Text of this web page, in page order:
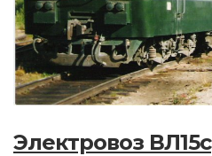
Электровоз ВЛ15с